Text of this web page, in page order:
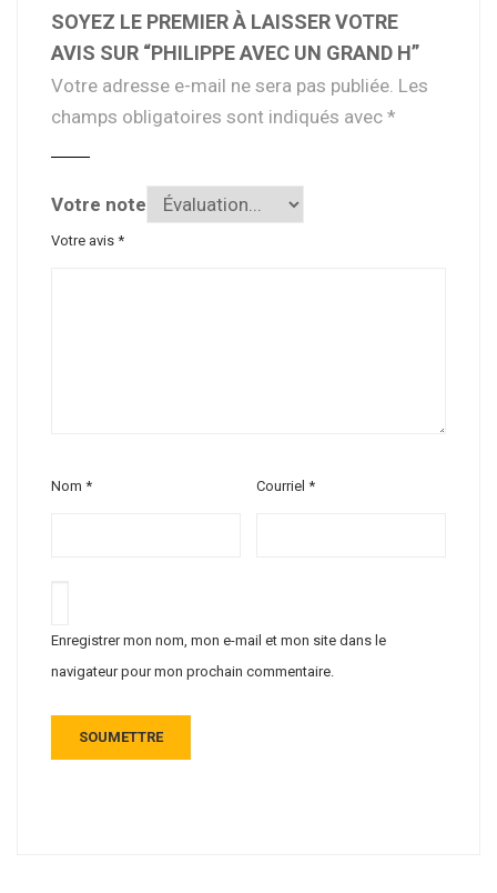
SOYEZ LE PREMIER À LAISSER VOTRE
AVIS SUR “PHILIPPE AVEC UN GRAND H”
Votre adresse e-mail ne sera pas publiée. Les
champs obligatoires sont indiqués avec *
Votre note
Votre avis *
Nom * Courriel*
Enregistrer mon nom, mon e-mail et mon site dans le
navigateur pour mon prochain commentaire.